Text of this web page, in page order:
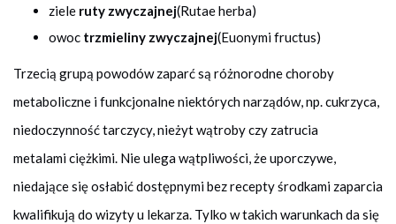
ziele ruty zwyczajnej(Rutae herba)
owoc trzmieliny zwyczajnej(Euonymi fructus)
Trzecią grupą powodów zaparć są różnorodne choroby
metaboliczne i funkcjonalne niektórych narządów, np. cukrzyca,
niedoczynność tarczycy, nieżyt wątroby czy zatrucia
metalami ciężkimi. Nie ulega wątpliwości, że uporczywe,
niedające się osłabić dostępnymi bez recepty środkami zaparcia
kwalifikują do wizyty u lekarza. Tylko w takich warunkach da się